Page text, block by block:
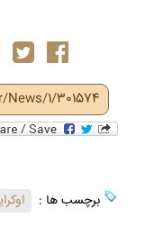
1/301574
برچسب ها :